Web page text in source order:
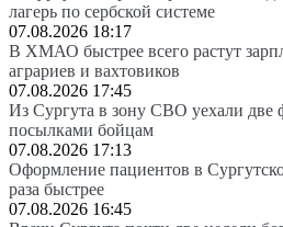
лагерь по сербской системе
07.08.2026 18:17
В ХМАО быстрее всего растут
аграриев и вахтовиков
07.08.2026 17:45
Из Сургута в зону СВО уехали две
посылками бойцам
07.08.2026 17:13
Оформление пациентов в
раза быстрее
07.08.2026 16:45